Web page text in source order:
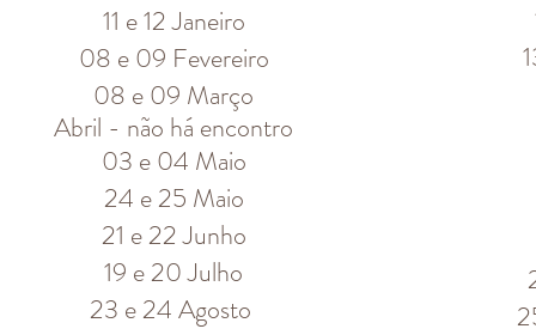
11 e 12 Janeiro
08 e 09 Fevereiro
08 e 09 Março
Abril - não há encontro
03 e 04 Maio
24 e 25 Maio
21 e 22 Junho
19 e 20 Julho
23 e 24 Agosto